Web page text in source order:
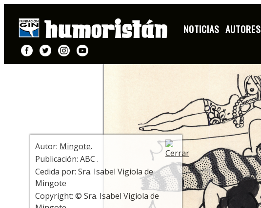
NOTICIAS AUTORES
+ INFO
Autor: Mingote.
Publicación: ABC .
Cedida por: Sra. Isabel Vigiola de
Mingote
Copyright: © Sra. Isabel Vigiola de